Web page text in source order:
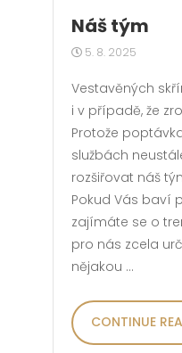
Náš tým
5. 8. 2025
Vestavěných
i v případě, že
Protože
službách
rozšiřovat náš
Pokud Vás baví
zajímáte se o
pro nás zcela
nějakou …
CONTINUE